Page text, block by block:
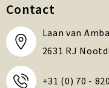
Contact
Laan van
2631 RJ
+31 (0) 70 -